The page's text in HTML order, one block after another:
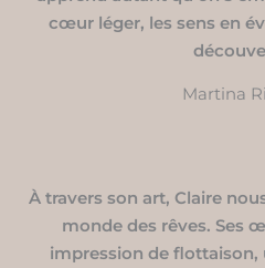
cœur léger, les sens en
Martina
À travers son art, Claire
monde des rêves. Ses
impression de flottaison,